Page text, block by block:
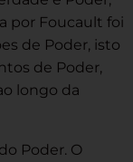
por Foucault foi
de Poder, isto
de Poder,
longo da
Poder. O